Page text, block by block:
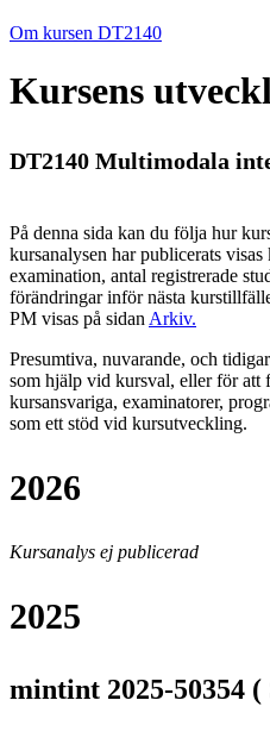
Om kursen DT2140
Kursens
DT2140 Multimodala
På denna sida kan du följa hur
kursanalysen har publicerats
examination, antal registrerade
förändringar inför nästa
PM visas på sidan Arkiv.
Presumtiva, nuvarande, och
som hjälp vid kursval, eller för att
kursansvariga, examinatorer,
som ett stöd vid kursutveckling.
2026
Kursanalys ej publicerad
2025
mintint 2025-50354